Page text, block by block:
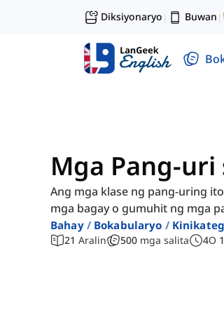
Diksiyonaryo | Buwan |
Mga Pang-uri
Ang mga klase ng pang-uring
mga bagay o gumuhit ng mga
Bahay Bokabularyo
21 Aralin 500 mga salita 4O